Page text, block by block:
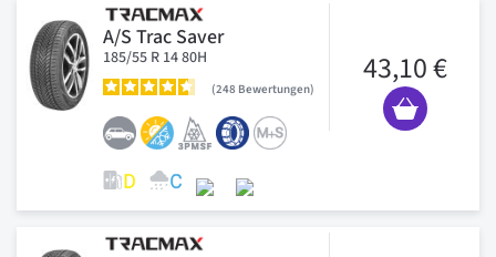
A/S Trac Saver
185/55 R 14 80H
248 Bewertungen
43,10 €